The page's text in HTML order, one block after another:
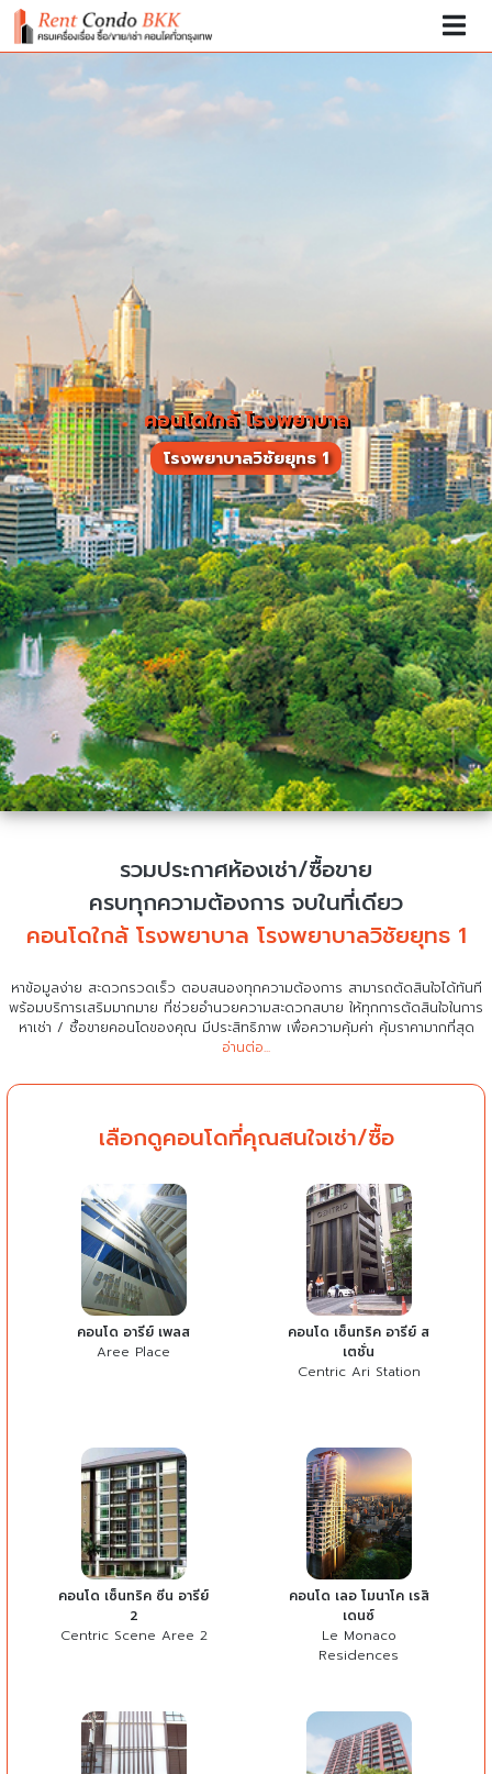
คอนโดใกล้ โรงพยาบาล
โรงพยาบาลวิชัยยุทธ 1
รวมประกาศห้องเช่า/ซื้อขาย
ครบทุกความต้องการ จบในที่เดียว
คอนโดใกล้ โรงพยาบาล โรงพยาบาลวิชัยยุทธ 1
หาข้อมูลง่าย สะดวกรวดเร็ว ตอบสนองทุกความต้องการ สามารถตัดสินใจได้ทันที
พร้อมบริการเสริมมากมาย ที่ช่วยอำนวยความสะดวกสบาย ให้ทุกการตัดสินใจในการ
หาเช่า / ซื้อขายคอนโดของคุณ มีประสิทธิภาพ เพื่อความคุ้มค่า คุ้มราคามากที่สุด
อ่านต่อ...
เลือกดูคอนโดที่คุณสนใจเช่า/ซื้อ
คอนโด อารีย์ เพลส
Aree Place
คอนโด เซ็นทริค อารีย์ ส
เตชั่น
Centric Ari Station
คอนโด เซ็นทริค ซีน อารีย์
2
Centric Scene Aree 2
คอนโด เลอ โมนาโค เรสิ
เดนซ์
Le Monaco
Residences